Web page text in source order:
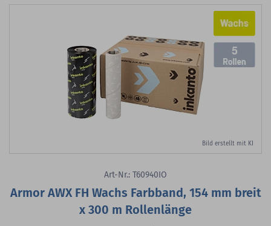
5
Bild erstellt mit KI
Art-Nr.: T60940IO
Armor AWX FH Wachs Farbband, 154 mm breit
x 300 m Rollenlänge